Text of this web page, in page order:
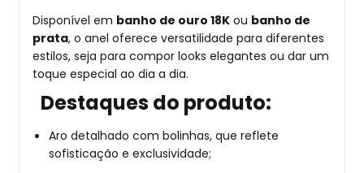
Disponível em banho de ouro 18K ou banho de
prata, o anel oferece versatilidade para diferentes
estilos, seja para compor looks elegantes ou dar um
toque especial ao dia a dia.
Destaques do produto:
Aro detalhado com bolinhas, que reflete
sofisticação e exclusividade;